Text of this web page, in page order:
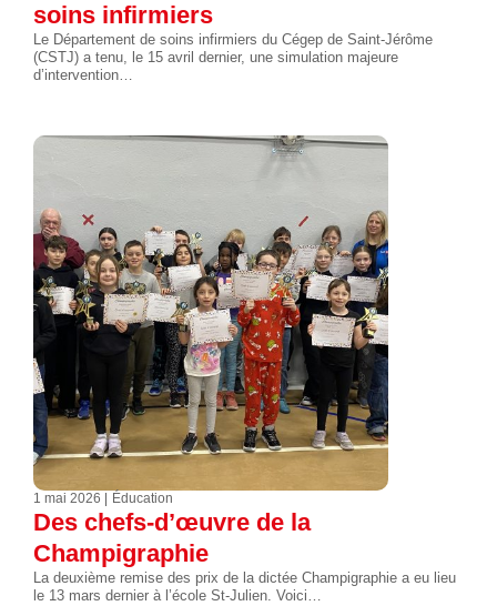
soins infirmiers
Le Département de soins infirmiers du Cégep de Saint-Jérôme
(CSTJ) a tenu, le 15 avril dernier, une simulation majeure
d’intervention…
1 mai 2026 Éducation
Des chefs-d’œuvre de la
Champigraphie
La deuxième remise des prix de la dictée Champigraphie a eu lieu
le 13 mars dernier à l’école St-Julien. Voici…